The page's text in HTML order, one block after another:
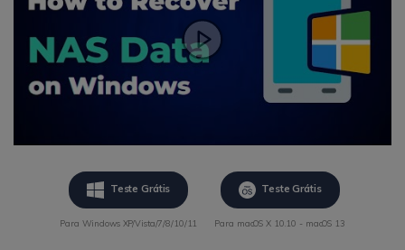
Teste Grátis
Para Windows XP/Vista/7/8/10/11
Teste Grátis
Para macOS X 10.10 - macOS 13